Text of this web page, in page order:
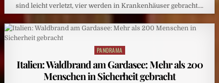
sind leicht verletzt, vier werden in Krankenhäuser gebracht….
Posted
PANORAMA
Italien: Waldbrand am Gardasee: Mehr als 200
Menschen in Sicherheit gebracht